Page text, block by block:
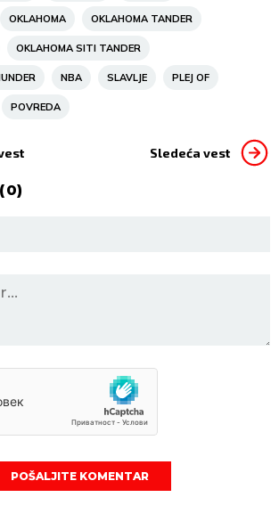
OKLAHOMA OKLAHOMA TANDER
OKLAHOMA SITI TANDER
NBA SLAVLJE PLEJ OF
POVREDA
Sledeća vest
0)
POŠALJITE KOMENTAR